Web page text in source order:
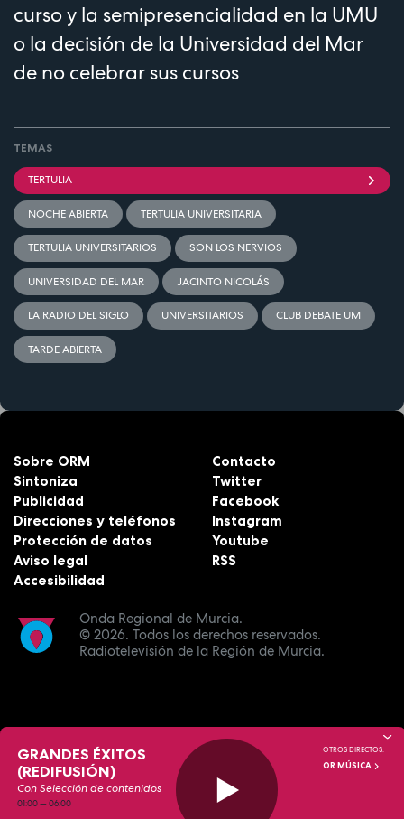
curso y la semipresencialidad en la UMU
o la decisión de la Universidad del Mar
de no celebrar sus cursos
TEMAS
TERTULIA
NOCHE ABIERTA TERTULIA UNIVERSITARIA
TERTULIA UNIVERSITARIOS SON LOS NERVIOS
UNIVERSIDAD DEL MAR JACINTO NICOLÁS
LA RADIO DEL SIGLO UNIVERSITARIOS CLUB DEBATE UM
TARDE ABIERTA
Onda Regional de Murcia.
© 2026. Todos los derechos reservados.
Radiotelevisión de la Región de Murcia.
Sobre ORM
Sintoniza
Publicidad
Direcciones y teléfonos
Protección de datos
Aviso legal
Accesibilidad
Contacto
Twitter
Facebook
Instagram
Youtube
RSS
GRANDES ÉXITOS
(REDIFUSIÓN)
Con Selección de contenidos
01:00—06:00
OTROS DIRECTOS:
OR MÚSICA